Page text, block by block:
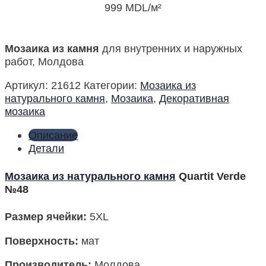
999 MDL/м²
Мозаика из камня для внутренних и наружных
работ, Молдова
Артикул: 21612 Категории: Мозаика из
натурального камня, Мозаика, Декоративная
мозаика
Описание
Детали
Мозаика из натурального камня Quartit Verde
№48
Размер ячейки: 5XL
Поверхность: мат